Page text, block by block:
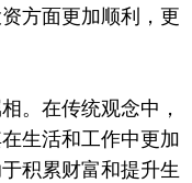
方面更加顺利，更
在传统观念中，
生活和工作中更加
积累财富和提升生